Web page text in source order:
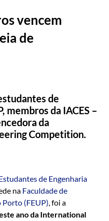
vencem
de
de
membros da IACES –
da
Competition.
de Engenharia
na Faculdade de
Porto (FEUP), foi a
ano da International